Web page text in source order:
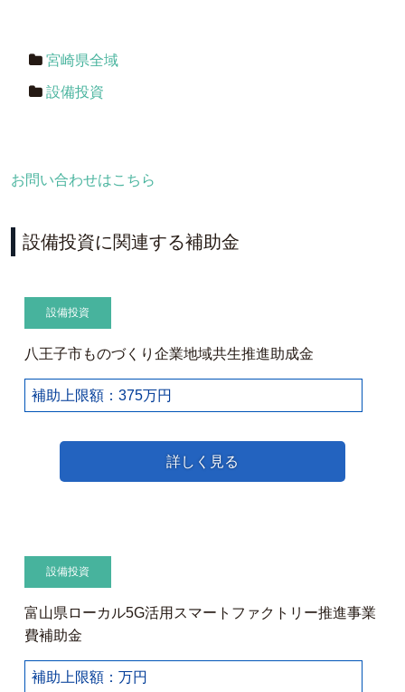
宮崎県全域
設備投資
お問い合わせはこちら
設備投資に関連する補助金
設備投資
八王子市ものづくり企業地域共生推進助成金
補助上限額：375万円
詳しく見る
設備投資
富山県ローカル5G活用スマートファクトリー推進事業
費補助金
補助上限額：万円